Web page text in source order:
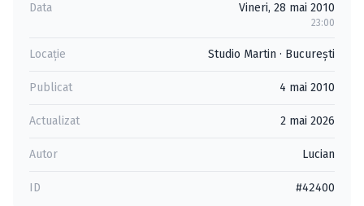
Data Vineri, 28 mai 2010
23:00
Locație Studio Martin · Bucureşti
Publicat 4 mai 2010
Actualizat 2 mai 2026
Autor Lucian
ID #42400